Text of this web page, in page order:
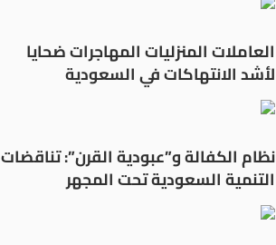
العاملات المنزليات المهاجرات ضحايا
لأشد الانتهاكات في السعودية
نظام الكفالة و”عبودية القرن”: تناقضات
التنمية السعودية تحت المجهر